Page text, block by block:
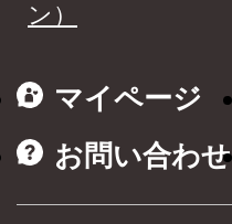
ン）
マイページ
お問い合わせ